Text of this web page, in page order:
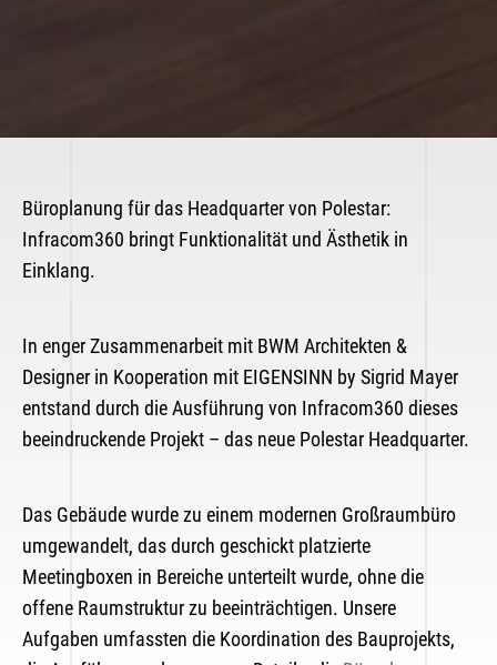
Büroplanung für das Headquarter von Polestar:
Infracom360 bringt Funktionalität und Ästhetik in
Einklang.
In enger Zusammenarbeit mit BWM Architekten &
Designer in Kooperation mit EIGENSINN by Sigrid Mayer
entstand durch die Ausführung von Infracom360 dieses
beeindruckende Projekt – das neue Polestar Headquarter.
Das Gebäude wurde zu einem modernen Großraumbüro
umgewandelt, das durch geschickt platzierte
Meetingboxen in Bereiche unterteilt wurde, ohne die
offene Raumstruktur zu beeinträchtigen. Unsere
Aufgaben umfassten die Koordination des Bauprojekts,